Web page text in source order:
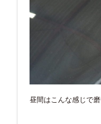
昼間はこんな感じで